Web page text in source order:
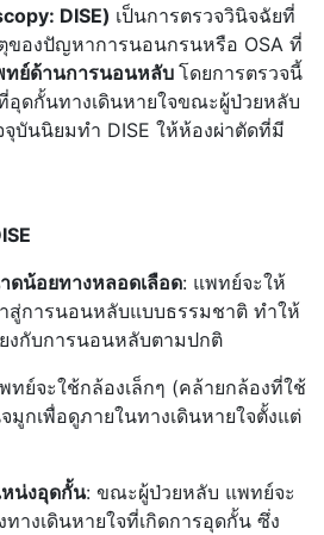
DISE) เป็นการตรวจวินิจฉัยที่
ของปัญหาการนอนกรนหรือ OSA ที่
ทย์ด้านการนอนหลับ โดยการตรวจนี้
อุดกั้นทางเดินหายใจขณะผู้ป่วยหลับ
บันนิยมทำ DISE ให้ห้องผ่าตัดที่มี
ดน้อยทางหลอดเลือด: แพทย์จะให้
สู่การนอนหลับแบบธรรมชาติ ทำให้
งกับการนอนหลับตามปกติ
ทย์จะใช้กล้องเล็กๆ (คล้ายกล้องที่ใช้
มูกเพื่อดูภายในทางเดินหายใจตั้งแต่
น่งอุดกั้น: ขณะผู้ป่วยหลับ แพทย์จะ
างเดินหายใจที่เกิดการอุดกั้น ซึ่ง